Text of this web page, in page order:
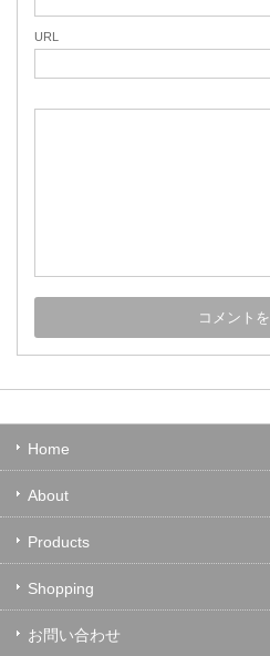
URL
Home
About
Products
Shopping
お問い合わせ